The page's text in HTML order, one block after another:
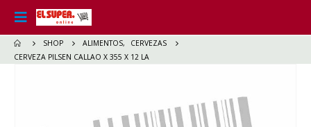
SHOP ALIMENTOS,
CERVEZAS
CERVEZA PILSEN CALLAO X 355 X 12 LA